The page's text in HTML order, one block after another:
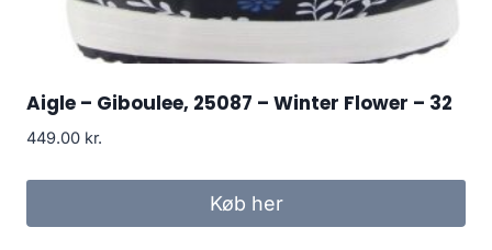
Aigle – Giboulee, 25087 – Winter Flower – 32
449.00 kr.
Køb her